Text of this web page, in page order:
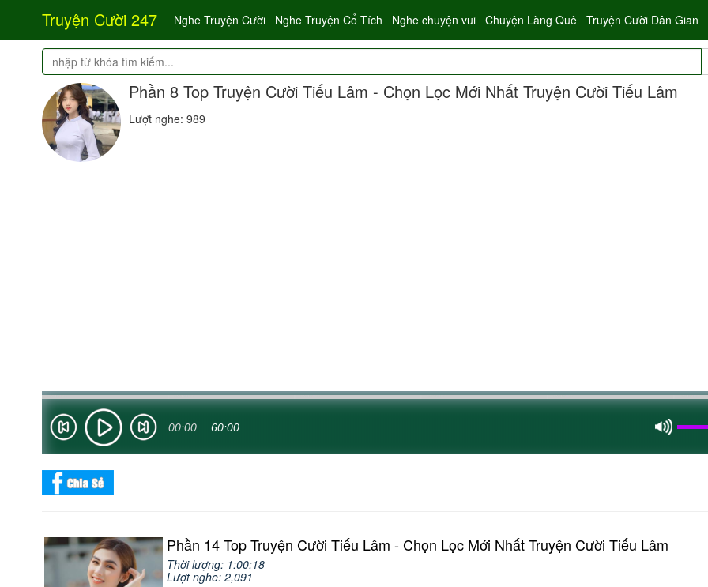
Truyện Cười 247 Nghe Truyện Cười Nghe Truyện Cổ Tích Nghe chuyện vui Chuyện Làng Quê Truyện Cười Dân Gian
Phần 8 Top Truyện Cười Tiếu Lâm - Chọn Lọc Mới Nhất Truyện Cười Tiếu Lâm
Lượt nghe: 989
00:00 60:00
Phần 14 Top Truyện Cười Tiếu Lâm - Chọn Lọc Mới Nhất Truyện Cười Tiếu Lâm
Thời lượng: 1:00:18
Lượt nghe: 2,091